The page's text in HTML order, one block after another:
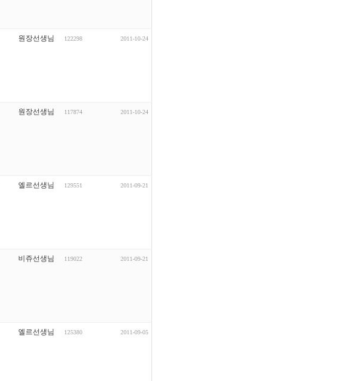
원장선생님 122298 2011-10-24
원장선생님 117874 2011-10-24
엘르선생님 129551 2011-09-21
비쥬선생님 119022 2011-09-21
엘르선생님 125380 2011-09-05